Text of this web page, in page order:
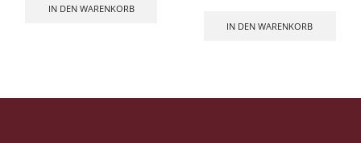
IN DEN WARENKORB
IN DEN WARENKORB